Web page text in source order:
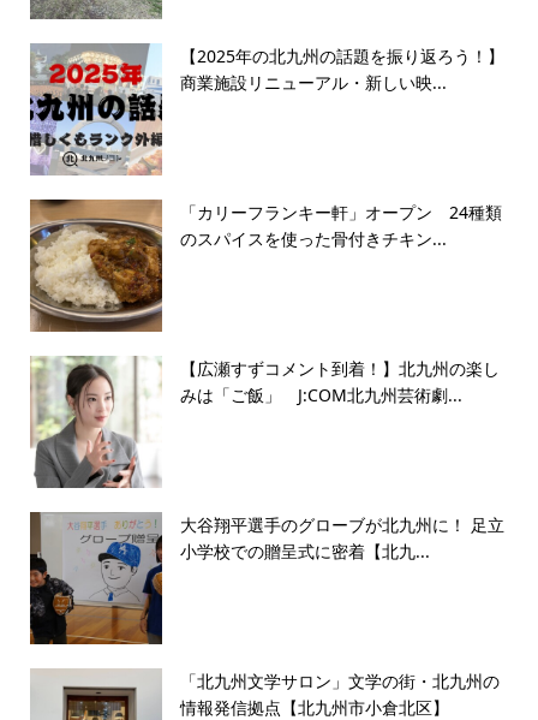
【2025年の北九州の話題を振り返ろう！】
商業施設リニューアル・新しい映...
「カリーフランキー軒」オープン 24種類
のスパイスを使った骨付きチキン...
【広瀬すずコメント到着！】北九州の楽し
みは「ご飯」 J:COM北九州芸術劇...
大谷翔平選手のグローブが北九州に！ 足立
小学校での贈呈式に密着【北九...
「北九州文学サロン」文学の街・北九州の
情報発信拠点【北九州市小倉北区】